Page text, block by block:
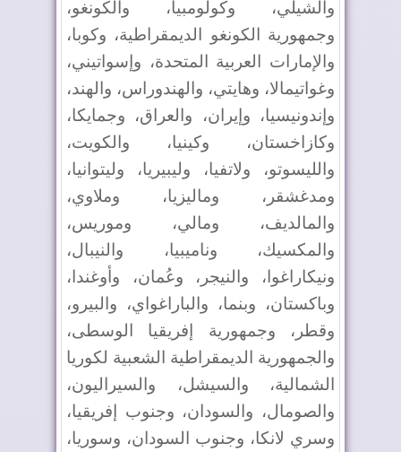
والشيلي، وكولومبيا، والكونغو،
وجمهورية الكونغو الديمقراطية، وكوبا،
والإمارات العربية المتحدة، وإسواتيني،
وغواتيمالا، وهايتي، والهندوراس، والهند،
وإندونيسيا، وإيران، والعراق، وجمايكا،
وكازاخستان، وكينيا، والكويت،
والليسوتو، ولاتفيا، وليبيريا، وليتوانيا،
ومدغشقر، وماليزيا، وملاوي،
والمالديف، ومالي، وموريس،
والمكسيك، وناميبيا، والنيبال،
ونيكاراغوا، والنيجر، وعُمان، وأوغندا،
وباكستان، وبنما، والباراغواي، والبيرو،
وقطر، وجمهورية إفريقيا الوسطى،
والجمهورية الديمقراطية الشعبية لكوريا
الشمالية، والسيشل، والسيراليون،
والصومال، والسودان، وجنوب إفريقيا،
وسري لانكا، وجنوب السودان، وسوريا،